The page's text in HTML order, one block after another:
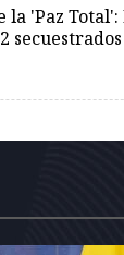
la 'Paz